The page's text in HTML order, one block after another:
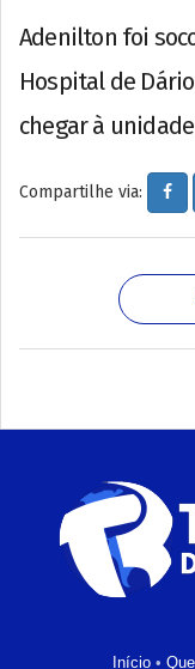
Adenilton foi
Hospital de
chegar à
Compartilhe via:
Início•